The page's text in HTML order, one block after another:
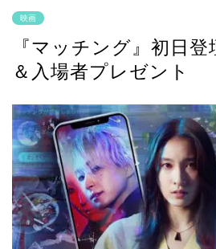
映画
『マッチング』初日
＆入場者プレゼント